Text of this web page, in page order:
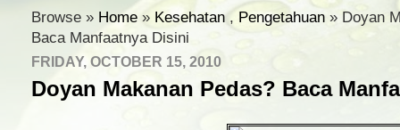
Browse » Home » Kesehatan , Pengetahuan » Doyan
Baca Manfaatnya Disini
FRIDAY, OCTOBER 15, 2010
Doyan Makanan Pedas? Baca